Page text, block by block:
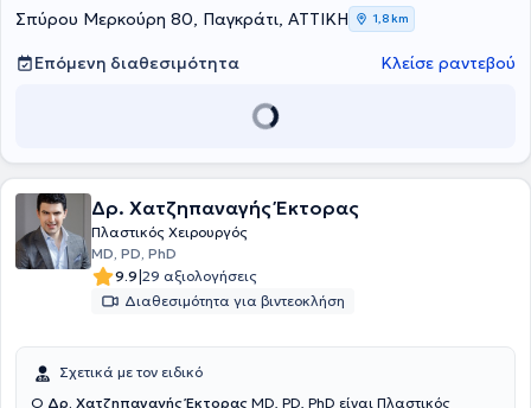
περισσότερες πληροφορίες μπορείτε να εισέλθετε στο
omstotalcare.gr.
Σπύρου Μερκούρη 80, Παγκράτι, ΑΤΤΙΚΗ 1,8 km
Επόμενη διαθεσιμότητα Κλείσε ραντεβού
Δρ. Χατζηπαναγής Έκτορας
Πλαστικός Χειρουργός
MD, PD, PhD
9.9|29 αξιολογήσεις
Διαθεσιμότητα για βιντεοκλήση
Σχετικά με τον ειδικό
Ο Δρ. Χατζηπαναγής Έκτορας MD, PD, PhD είναι Πλαστικός